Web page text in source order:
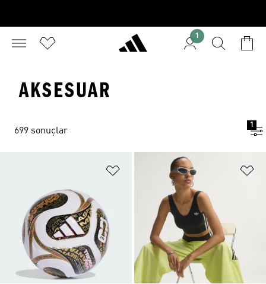
1
AKSESUAR
699 sonuçlar
1
Favori Listesine Ekle